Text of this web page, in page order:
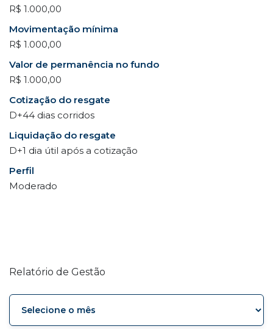
R$ 1.000,00
Movimentação mínima
R$ 1.000,00
Valor de permanência no fundo
R$ 1.000,00
Cotização do resgate
D+44 dias corridos
Liquidação do resgate
D+1 dia útil após a cotização
Perfil
Moderado
Relatório de Gestão